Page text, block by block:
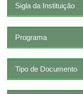
Sigla da Instituição
Programa
Tipo de Documento